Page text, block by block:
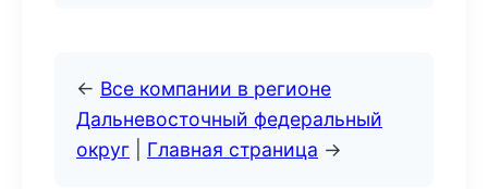
← Все компании в регионе
Дальневосточный федеральный
округ
Главная страница →